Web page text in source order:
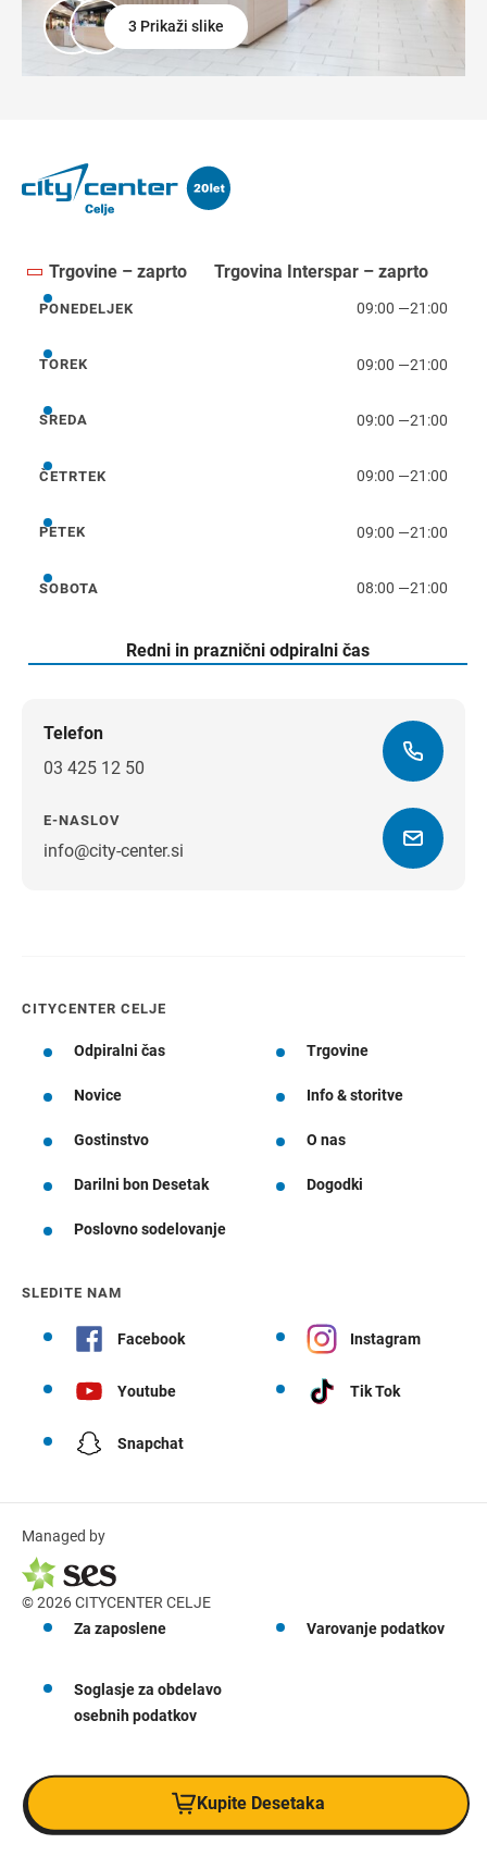
3 Prikaži slike
Trgovine – zaprto Trgovina Interspar – zaprto
ponedeljek
PONEDELJEK 09:00 —21:00
torek
TOREK 09:00 —21:00
sreda
SREDA 09:00 —21:00
četrtek
ČETRTEK 09:00 —21:00
petek
PETEK 09:00 —21:00
sobota
SOBOTA 08:00 —21:00
Redni in praznični odpiralni čas
Telefon
03 425 12 50
E-NASLOV
info@city-center.si
CITYCENTER CELJE
Odpiralni čas Trgovine
Novice Info & storitve
Gostinstvo O nas
Darilni bon Desetak Dogodki
Poslovno sodelovanje
SLEDITE NAM
Facebook Instagram
Youtube Tik Tok
Snapchat
Managed by
© 2026 CITYCENTER CELJE
Za zaposlene
Varovanje podatkov
Soglasje za obdelavo
osebnih podatkov
Kupite Desetaka